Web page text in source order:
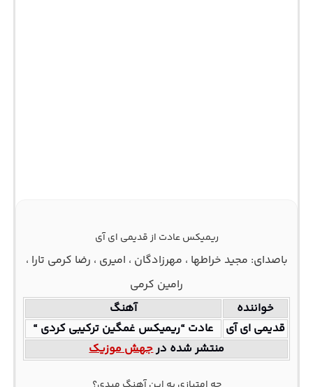
ریمیکس عادت از قدیمی ای آی
باصدای: مجید خراطها ، مهرزادگان ، امیری ، رضا کرمی تارا ،
رامین کرمی
خواننده
آهنگ
قدیمی ای آی
عادت “ریمیکس غمگین ترکیبی کردی “
منتشر شده درجهش موزیک